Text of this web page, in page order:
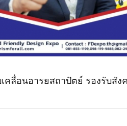
คลื่อนอารยสถาปัตย์ รองรับสัง